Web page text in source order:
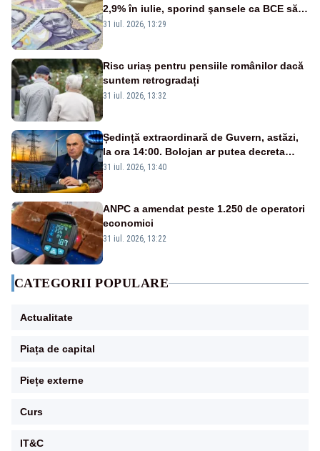
2,9% în iulie, sporind şansele ca BCE să
majoreze dobânda
31 iul. 2026, 13:29
Risc uriaș pentru pensiile românilor dacă
suntem retrogradați
31 iul. 2026, 13:32
Ședință extraordinară de Guvern, astăzi,
la ora 14:00. Bolojan ar putea decreta
stare de urgență energetică
31 iul. 2026, 13:40
ANPC a amendat peste 1.250 de operatori
economici
31 iul. 2026, 13:22
CATEGORII POPULARE
Actualitate
Piața de capital
Piețe externe
Curs
IT&C